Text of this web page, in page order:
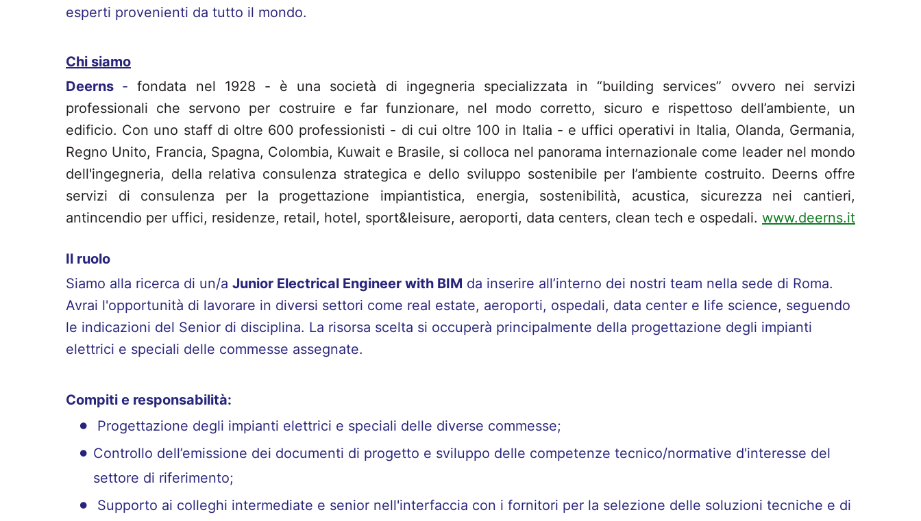
esperti provenienti da tutto il mondo.
Chi siamo
Deerns -fondata nel 1928 - è una società di ingegneria specializzata in “building services” ovvero nei servizi
professionali che servono per costruire e far funzionare, nel modo corretto, sicuro e rispettoso dell’ambiente, un
edificio. Con uno staff di oltre 600 professionisti - di cui oltre 100 in Italia - e uffici operativi in Italia, Olanda, Germania,
Regno Unito, Francia, Spagna, Colombia, Kuwait e Brasile, si colloca nel panorama internazionale come leader nel mondo
dell'ingegneria, della relativa consulenza strategica e dello sviluppo sostenibile per l’ambiente costruito. Deerns offre
servizi di consulenza per la progettazione impiantistica, energia, sostenibilità, acustica, sicurezza nei cantieri,
antincendio per uffici, residenze, retail, hotel, sport&leisure, aeroporti, data centers, clean tech e ospedali. www.deerns.it
Il ruolo
Siamo alla ricerca di un/a Junior Electrical Engineer with BIM da inserire all’interno dei nostri team nella sede di Roma.
Avrai l'opportunità di lavorare in diversi settori come real estate, aeroporti, ospedali, data center e life science, seguendo
le indicazioni del Senior di disciplina. La risorsa scelta si occuperà principalmente della progettazione degli impianti
elettrici e speciali delle commesse assegnate.
Compiti e responsabilità:
Progettazione degli impianti elettrici e speciali delle diverse commesse;
Controllo dell’emissione dei documenti di progetto e sviluppo delle competenze tecnico/normative d'interesse del
settore di riferimento;
Supporto ai colleghi intermediate e senior nell'interfaccia con i fornitori per la selezione delle soluzioni tecniche e di